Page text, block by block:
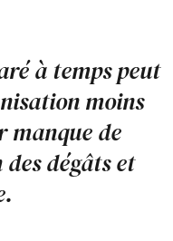
à temps peut
moins
manque de
dégâts et